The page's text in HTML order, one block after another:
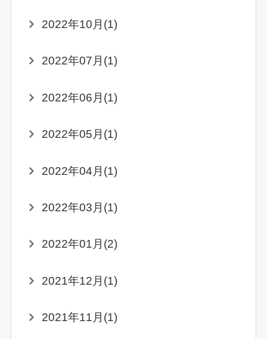
2022年10月(1)
2022年07月(1)
2022年06月(1)
2022年05月(1)
2022年04月(1)
2022年03月(1)
2022年01月(2)
2021年12月(1)
2021年11月(1)